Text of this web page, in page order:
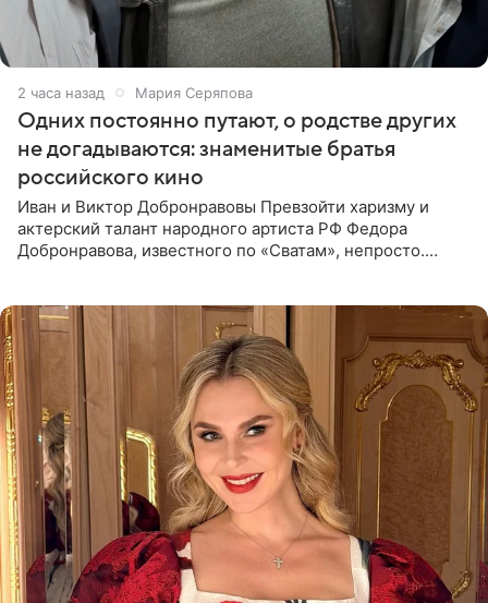
2 часа назад Мария Серяпова
Одних постоянно путают, о родстве других
не догадываются: знаменитые братья
российского кино
Иван и Виктор Добронравовы Превзойти харизму и
актерский талант народного артиста РФ Федора
Добронравова, известного по «Сватам», непросто.